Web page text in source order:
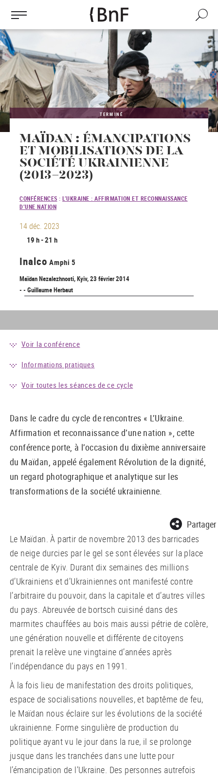
contenu
Recherche
TERMINÉ
MAÏDAN : ÉMANCIPATIONS
ET MOBILISATIONS DE LA
SOCIÉTÉ UKRAINIENNE
(2013-2023)
CONFÉRENCES : L’UKRAINE : AFFIRMATION ET RECONNAISSANCE
D’UNE NATION
14 déc. 2023
19 h - 21 h
Inalco Amphi 5
Maïdan Nezalezhnosti, Kyiv, 23 février 2014
- - Guillaume Herbaut
Voir la conférence
Informations pratiques
Voir toutes les séances de ce cycle
Dans le cadre du cycle de rencontres « L’Ukraine.
Affirmation et reconnaissance d’une nation », cette
conférence porte, à l’occasion du dixième anniversaire
du Maïdan, appelé également Révolution de la dignité,
un regard photographique et analytique sur les
transformations de la société ukrainienne.
Partager
Le Maïdan. À partir de novembre 2013 des barricades
de neige durcies par le gel se sont élevées sur la place
centrale de Kyiv. Durant dix semaines des millions
d’Ukrainiens et d’Ukrainiennes ont manifesté contre
l’arbitraire du pouvoir, dans la capitale et d’autres villes
du pays. Abreuvée de bortsch cuisiné dans des
marmites chauffées au bois mais aussi pétrie de colère,
une génération nouvelle et différente de citoyens
prenait la relève une vingtaine d’années après
l’indépendance du pays en 1991.
À la fois lieu de manifestation des droits politiques,
espace de socialisations nouvelles, et baptême de feu,
le Maïdan nous éclaire sur les évolutions de la société
ukrainienne. Forme singulière de production du
politique ayant vu le jour dans la rue, il se prolonge
jusque dans les tranchées dans une lutte pour
l’émancipation de l’Ukraine. Des personnes autrefois